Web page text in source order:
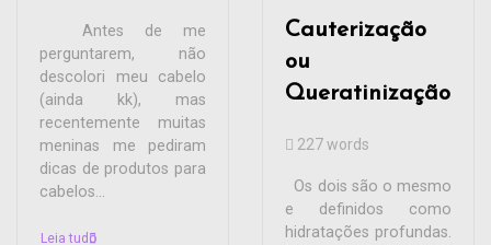
Antes de me
perguntarem, não
descolori meu cabelo
(ainda kk), mas
recentemente muitas
meninas me pediram
dicas de produtos para
cabelos...
Leia tudo
Cauterização
ou
Queratinização
227 words
Os dois são o mesmo
e definidos como
hidratações profundas.